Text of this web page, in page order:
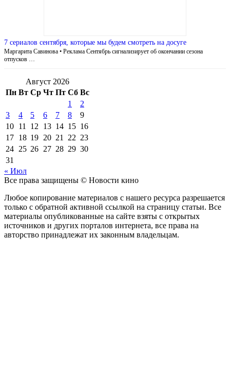
7 сериалов сентября, которые мы будем смотреть на досуге
Маргарита Савинова • Реклама Сентябрь сигнализирует об окончании сезона
отпусков …
Август 2026
Пн Вт Ср Чт Пт Сб Вс
1
2
3
4 5 6 7 8
9
10 11 12 13 14 15 16
17 18 19 20 21 22 23
24 25 26 27 28 29 30
31
« Июл
Все права защищены © Новости кино
Любое копирование материалов с нашего ресурса разрешается
только с обратной активной ссылкой на страницу статьи. Все
материалы опубликованные на сайте взяты с открытых
источников и других порталов интернета, все права на
авторство принадлежат их законным владельцам.